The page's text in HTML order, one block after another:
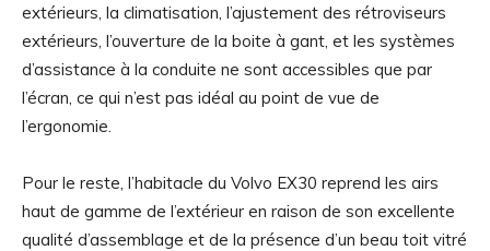
extérieurs, la climatisation, l’ajustement des rétroviseurs
extérieurs, l’ouverture de la boite à gant, et les systèmes
d’assistance à la conduite ne sont accessibles que par
l’écran, ce qui n’est pas idéal au point de vue de
l’ergonomie.
Pour le reste, l’habitacle du Volvo EX30 reprend les airs
haut de gamme de l’extérieur en raison de son excellente
qualité d’assemblage et de la présence d’un beau toit vitré